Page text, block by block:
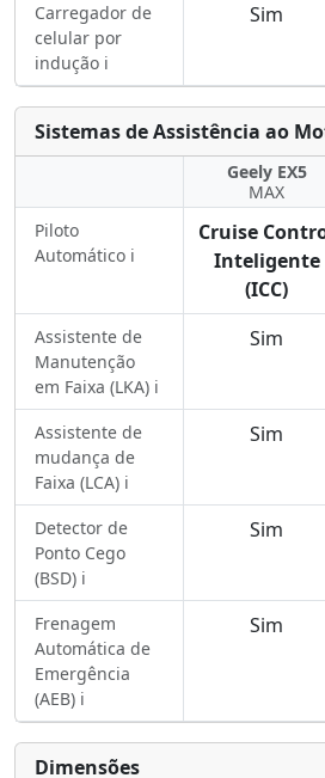
Carregador de
celular por
indução ℹ️
Sim
Sistemas de Assistência ao
Geely EX5
MAX
Piloto
Automático ℹ️
Cruise
Inteligente
(ICC)
Assistente de
Manutenção
em Faixa (LKA) ℹ️
Sim
Assistente de
mudança de
Faixa (LCA) ℹ️
Sim
Detector de
Ponto Cego
(BSD) ℹ️
Sim
Frenagem
Automática de
Emergência
(AEB) ℹ️
Sim
Dimensões